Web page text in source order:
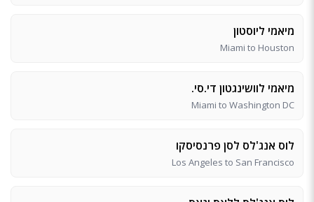
מיאמי ליוסטון
Miami to Houston
מיאמי לוושינגטון די.סי.
Miami to Washington DC
לוס אנג'לס לסן פרנסיסקו
Los Angeles to San Francisco